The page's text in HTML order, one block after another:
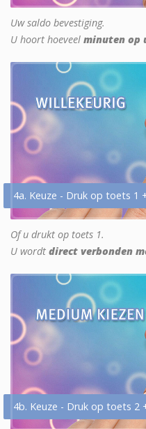
Uw saldo bevestiging.
U hoort hoeveel minuten op
4a. Keuze - Druk op toets 1
Of u drukt op toets 1.
U wordt direct verbonden
4b. Keuze - Druk op toets 2